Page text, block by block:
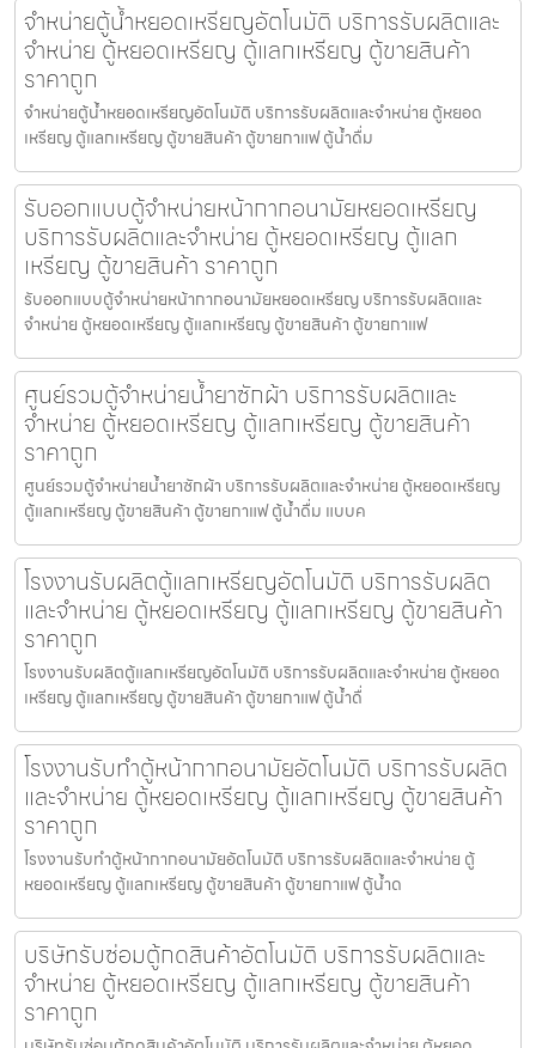
จำหน่ายตู้น้ำหยอดเหรียญ​อัตโนมัติ บริการรับผลิตและ
จำหน่าย ตู้หยอดเหรียญ ตู้แลกเหรียญ ตู้ขายสินค้า
ราคาถูก
จำหน่ายตู้น้ำหยอดเหรียญ​อัตโนมัติ บริการรับผลิตและจำหน่าย ตู้หยอด
เหรียญ ตู้แลกเหรียญ ตู้ขายสินค้า ตู้ขายกาแฟ ตู้น้ำดื่ม
รับออกแบบตู้จำหน่ายหน้ากากอนามัยหยอดเหรียญ​​
บริการรับผลิตและจำหน่าย ตู้หยอดเหรียญ ตู้แลก
เหรียญ ตู้ขายสินค้า ราคาถูก
รับออกแบบตู้จำหน่ายหน้ากากอนามัยหยอดเหรียญ​​ บริการรับผลิตและ
จำหน่าย ตู้หยอดเหรียญ ตู้แลกเหรียญ ตู้ขายสินค้า ตู้ขายกาแฟ
ศูนย์รวมตู้จำหน่ายน้ำยาซักผ้า บริการรับผลิตและ
จำหน่าย ตู้หยอดเหรียญ ตู้แลกเหรียญ ตู้ขายสินค้า
ราคาถูก
ศูนย์รวมตู้จำหน่ายน้ำยาซักผ้า บริการรับผลิตและจำหน่าย ตู้หยอดเหรียญ
ตู้แลกเหรียญ ตู้ขายสินค้า ตู้ขายกาแฟ ตู้น้ำดื่ม แบบค
โรงงานรับผลิตตู้แลกเหรียญ​อัตโนมัติ บริการรับผลิต
และจำหน่าย ตู้หยอดเหรียญ ตู้แลกเหรียญ ตู้ขายสินค้า
ราคาถูก
โรงงานรับผลิตตู้แลกเหรียญ​อัตโนมัติ บริการรับผลิตและจำหน่าย ตู้หยอด
เหรียญ ตู้แลกเหรียญ ตู้ขายสินค้า ตู้ขายกาแฟ ตู้น้ำดื่
โรงงานรับทำตู้หน้ากากอนามัย​อัตโนมัติ บริการรับผลิต
และจำหน่าย ตู้หยอดเหรียญ ตู้แลกเหรียญ ตู้ขายสินค้า
ราคาถูก
โรงงานรับทำตู้หน้ากากอนามัย​อัตโนมัติ บริการรับผลิตและจำหน่าย ตู้
หยอดเหรียญ ตู้แลกเหรียญ ตู้ขายสินค้า ตู้ขายกาแฟ ตู้น้ำด
บริษัทรับซ่อมตู้กดสินค้า​อัตโนมัติ บริการรับผลิตและ
จำหน่าย ตู้หยอดเหรียญ ตู้แลกเหรียญ ตู้ขายสินค้า
ราคาถูก